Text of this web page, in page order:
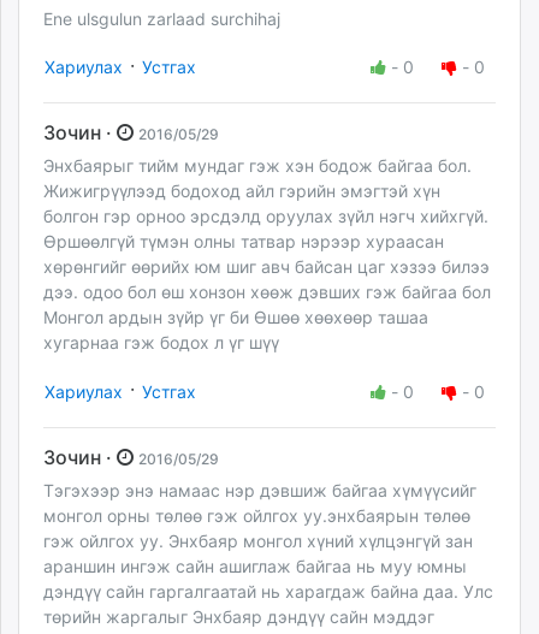
Ene ulsgulun zarlaad surchihaj
Хариулах · Устгах - 0 - 0
Зочин · 2016/05/29
Энхбаярыг тийм мундаг гэж хэн бодож байгаа бол.
Жижигрүүлээд бодоход айл гэрийн эмэгтэй хүн
болгон гэр орноо эрсдэлд оруулах зүйл нэгч хийхгүй.
Өршөөлгүй түмэн олны татвар нэрээр хураасан
хөрөнгийг өөрийх юм шиг авч байсан цаг хэзээ билээ
дээ. одоо бол өш хонзон хөөж дэвших гэж байгаа бол
Монгол ардын зүйр үг би Өшөө хөөхөөр ташаа
хугарнаа гэж бодох л үг шүү
Хариулах · Устгах - 0 - 0
Зочин · 2016/05/29
Тэгэхээр энэ намаас нэр дэвшиж байгаа хүмүүсийг
монгол орны төлөө гэж ойлгох уу.энхбаярын төлөө
гэж ойлгох уу. Энхбаяр монгол хүний хүлцэнгүй зан
араншин ингэж сайн ашиглаж байгаа нь муу юмны
дэндүү сайн гаргалгаатай нь харагдаж байна даа. Улс
төрийн жаргалыг Энхбаяр дэндүү сайн мэддэг